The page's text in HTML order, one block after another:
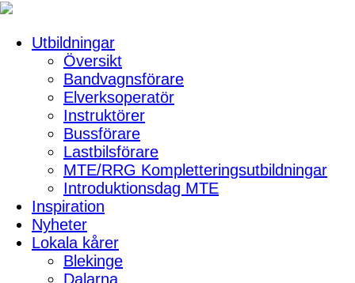
Utbildningar
Översikt
Bandvagnsförare
Elverksoperatör
Instruktörer
Bussförare
Lastbilsförare
MTE/RRG Kompletteringsutbildningar
Introduktionsdag MTE
Inspiration
Nyheter
Lokala kårer
Blekinge
Dalarna